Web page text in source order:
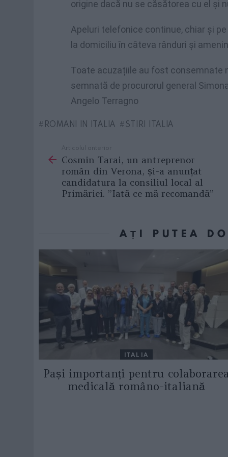
origine dacă nu se căsătorea cu el și
Apeluri telefonice continue, chiar și
la domiciliu în câteva rânduri și
Toate acuzațiile au fost consemnate
semnată de procurorul general
Angelo Terragno
ROMANI IN ITALIA STIRI ITALIA
more
Articolul anterior
Cosmin Tarai, un antreprenor
român din Verona, și-a anunțat
candidatura la consiliul local al
Primăriei. ”Iată ce mă recomandă”
AȚI PUTEA
ITALIA
Pași importanți pentru
medicală româno-italiană